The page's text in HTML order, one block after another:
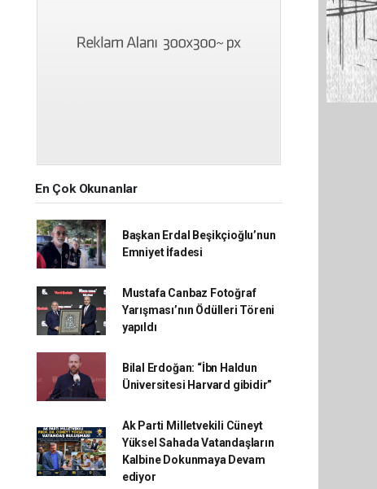
En Çok Okunanlar
Başkan Erdal Beşikçioğlu’nun
Emniyet İfadesi
Mustafa Canbaz Fotoğraf
Yarışması’nın Ödülleri Töreni
yapıldı
Bilal Erdoğan: “İbn Haldun
Üniversitesi Harvard gibidir”
Ak Parti Milletvekili Cüneyt
Yüksel Sahada Vatandaşların
Kalbine Dokunmaya Devam
ediyor